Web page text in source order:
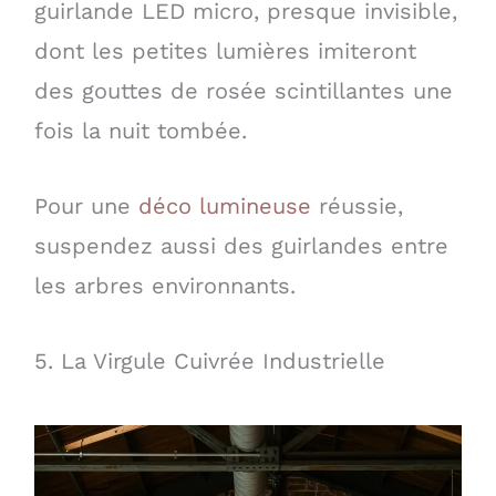
guirlande LED micro, presque invisible,
dont les petites lumières imiteront
des gouttes de rosée scintillantes une
fois la nuit tombée.
Pour une déco lumineuse réussie,
suspendez aussi des guirlandes entre
les arbres environnants.
5. La Virgule Cuivrée Industrielle